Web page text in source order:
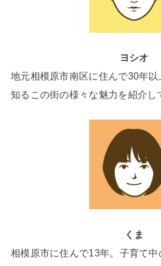
ヨシオ
地元相模原市南区に住んで30年
知るこの街の様々な魅力を紹介し
くま
相模原市に住んで13年。子育て